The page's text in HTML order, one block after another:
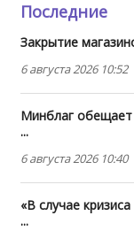
Последние
Закрытие
6 августа 2026 10:52
Минблаг
...
6 августа 2026 10:40
«В случае
...